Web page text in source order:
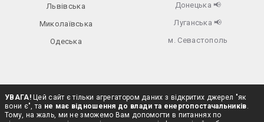
Львівська
Миколаївська
Одеська
Донецька 📢
Луганська 📢
м. Севастополь
УВАГА!Цей сайт є тільки агрегатором даних з відкритих джерел "як
вони є", та не має відношення до влади та енергопостачальників.
Тому, на жаль, ми не зможемо Вам допомогти в питаннях по